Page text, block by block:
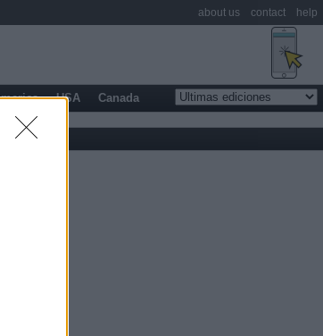
USA Canada
about us contact help